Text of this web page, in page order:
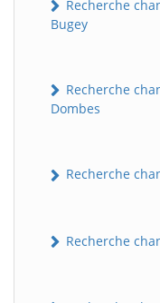
Recherche
Bugey
Recherche
Dombes
Recherche
Recherche